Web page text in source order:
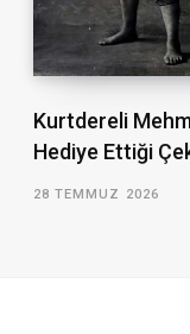
Kurtdereli
Hediye Ettiği
28 TEMMUZ 2026